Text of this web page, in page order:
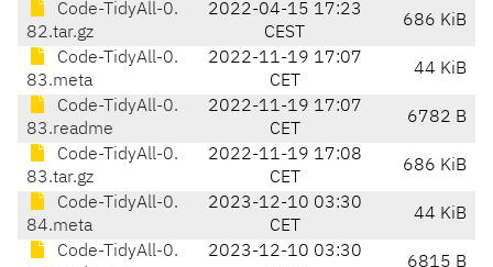
Code-TidyAll-0.
82.tar.gz
2022-04-15 17:23
CEST
686 KiB
Code-TidyAll-0.
83.meta
2022-11-19 17:07
CET
44 KiB
Code-TidyAll-0.
83.readme
2022-11-19 17:07
CET
6782 B
Code-TidyAll-0.
83.tar.gz
2022-11-19 17:08
CET
686 KiB
Code-TidyAll-0.
84.meta
2023-12-10 03:30
CET
44 KiB
Code-TidyAll-0.
2023-12-10 03:30
6815 B